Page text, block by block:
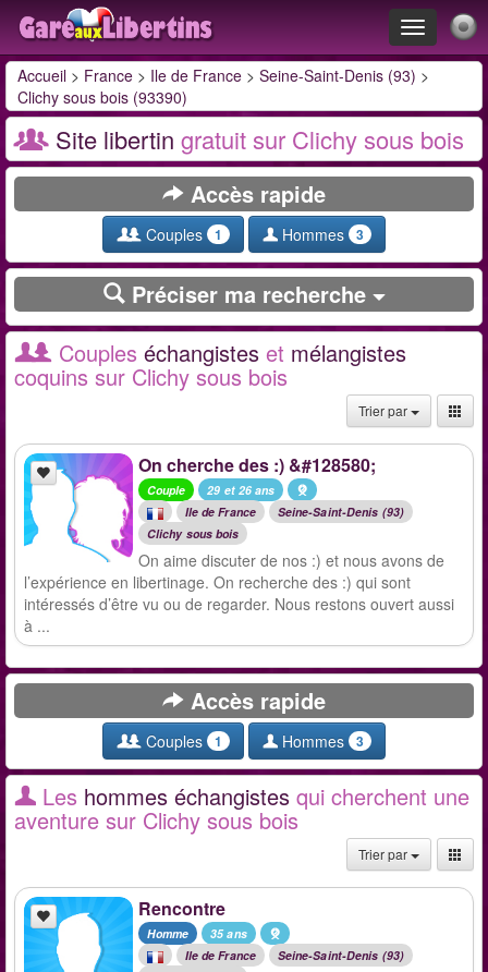
Toggle
navigation
Accueil > France > Ile de France > Seine-Saint-Denis (93) >
Clichy sous bois (93390)
Site libertin gratuit sur Clichy sous bois
Accès rapide
Couples 1 Hommes 3
Préciser ma recherche
Couples échangistes et mélangistes
coquins sur Clichy sous bois
Trier par
On cherche des :) &#128580;
Couple
29 et 26 ans
Ile de France
Seine-Saint-Denis (93)
Clichy sous bois
On aime discuter de nos :) et nous avons de
l’expérience en libertinage. On recherche des :) qui sont
intéressés d’être vu ou de regarder. Nous restons ouvert aussi
à ...
Accès rapide
Couples 1 Hommes 3
Les hommes échangistes qui cherchent une
aventure sur Clichy sous bois
Trier par
Rencontre
Homme
35 ans
Ile de France
Seine-Saint-Denis (93)